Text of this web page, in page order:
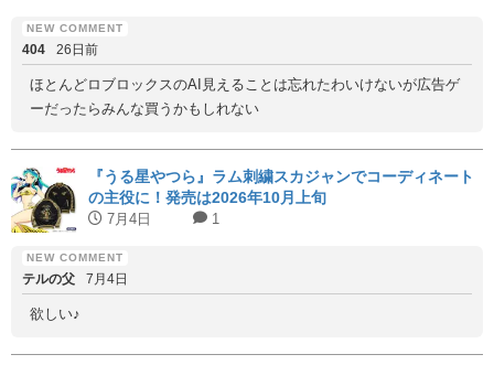
404 26日前
ほとんどロブロックスのAI見えることは忘れたわいけないが広告ゲ
ーだったらみんな買うかもしれない
『うる星やつら』ラム刺繍スカジャンでコーディネート
の主役に！発売は2026年10月上旬
7月4日 1
テルの父 7月4日
欲しい♪